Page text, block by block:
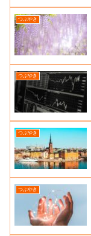
つぶやき
つぶやき
つぶやき
つぶやき